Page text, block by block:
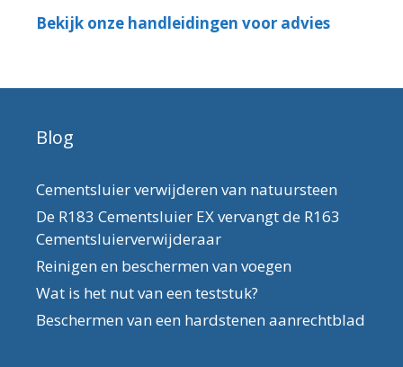
Bekijk onze handleidingen voor advies
Blog
Cementsluier verwijderen van natuursteen
De R183 Cementsluier EX vervangt de R163
Cementsluierverwijderaar
Reinigen en beschermen van voegen
Wat is het nut van een teststuk?
Beschermen van een hardstenen aanrechtblad